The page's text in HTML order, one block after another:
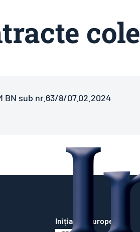
sub nr.63/8/07.02.2024
Inițiative Europene